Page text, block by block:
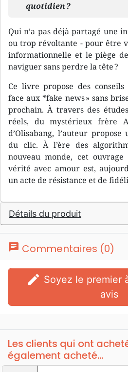
quotidien ?
Qui n’a pas déjà partagé une
ou trop révoltante - pour être
informationnelle et le piège
naviguer sans perdre la tête ?
Ce livre propose des
face aux *fake news » sans
prochain. À travers des
réels, du mystérieux frère
d’Olisabang, l’auteur
du clic. À l’ère des
nouveau monde, cet
vérité avec amour est,
un acte de résistance et de
Détails du produit
chat Commentaires (0)
edit
avis
Les clients qui ont
également acheté...